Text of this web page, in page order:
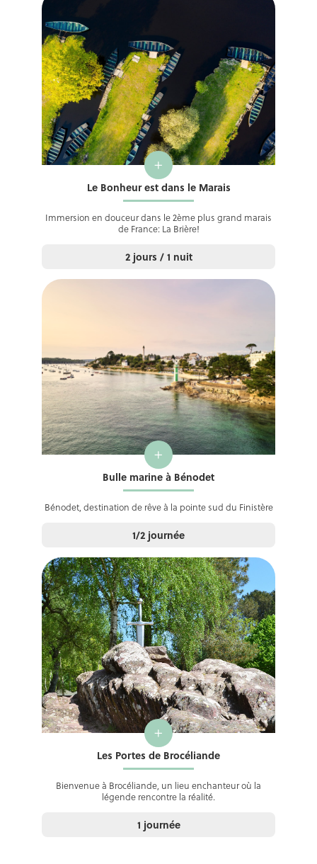
+
Le Bonheur est dans le Marais
Immersion en douceur dans le 2ème plus grand marais
de France: La Brière!
2 jours / 1 nuit
+
Bulle marine à Bénodet
Bénodet, destination de rêve à la pointe sud du Finistère
1/2 journée
+
Les Portes de Brocéliande
Bienvenue à Brocéliande, un lieu enchanteur où la
légende rencontre la réalité.
1 journée